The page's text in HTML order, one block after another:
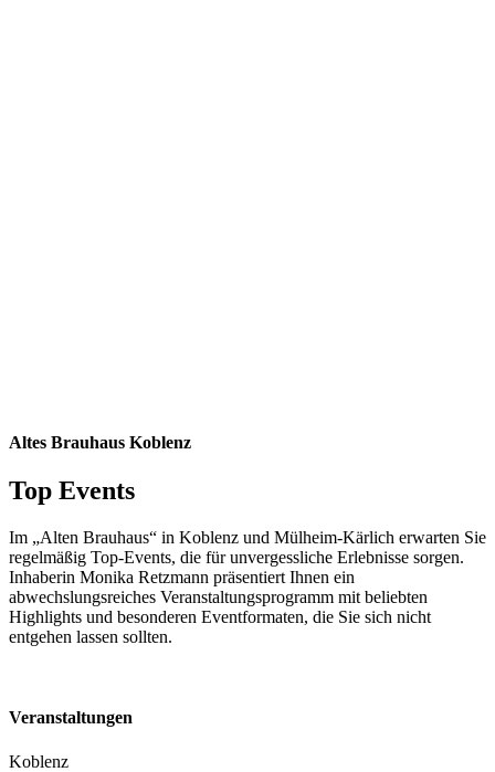
Altes Brauhaus Koblenz
Top Events
Im „Alten Brauhaus“ in Koblenz und Mülheim-Kärlich erwarten Sie
regelmäßig Top-Events, die für unvergessliche Erlebnisse sorgen.
Inhaberin Monika Retzmann präsentiert Ihnen ein
abwechslungsreiches Veranstaltungsprogramm mit beliebten
Highlights und besonderen Eventformaten, die Sie sich nicht
entgehen lassen sollten.
Veranstaltungen
Koblenz